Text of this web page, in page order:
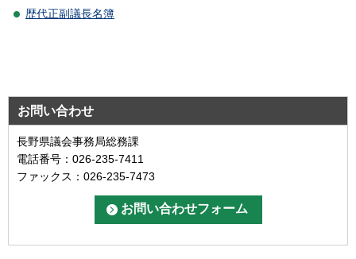
歴代正副議長名簿
お問い合わせ
長野県議会事務局総務課
電話番号：026-235-7411
ファックス：026-235-7473